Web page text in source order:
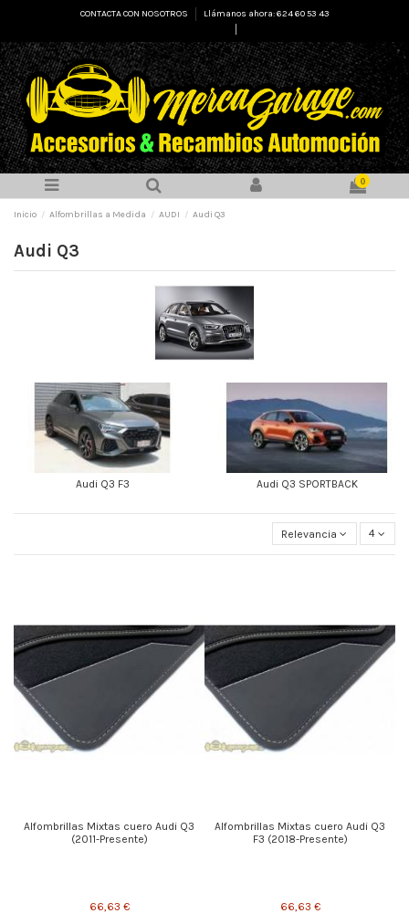
CONTACTA CON NOSOTROS
Llámanos ahora: 624 60 53 43
0
Inicio Alfombrillas a Medida AUDI Audi Q3
Audi Q3
Audi Q3 F3 Audi Q3 SPORTBACK
Relevancia 4
Alfombrillas Mixtas cuero Audi Q3
(2011-Presente)
66,63 €
Alfombrillas Mixtas cuero Audi Q3
F3 (2018-Presente)
66,63 €